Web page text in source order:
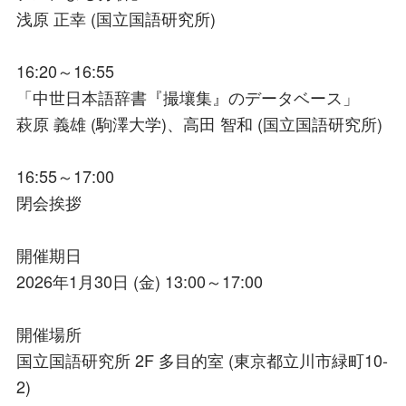
浅原 正幸 (国立国語研究所)
16:20～16:55
「中世日本語辞書『撮壤集』のデータベース」
萩原 義雄 (駒澤大学)、高田 智和 (国立国語研究所)
16:55～17:00
閉会挨拶
開催期日
2026年1月30日 (金) 13:00～17:00
開催場所
国立国語研究所 2F 多目的室 (東京都立川市緑町10-
2)